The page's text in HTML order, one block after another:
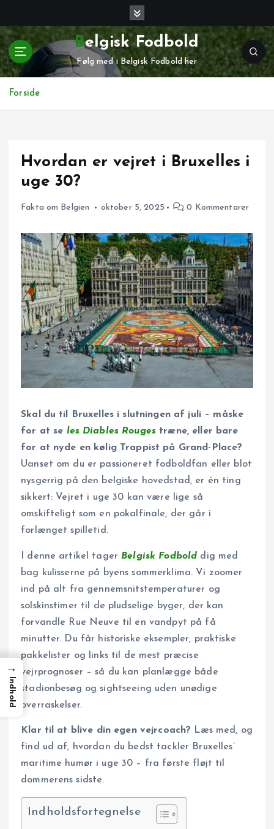
t
i
i
Belgisk Fodbold
Følg med i Belgisk Fodbold her
Forside
Hvordan er vejret i Bruxelles i
uge 30?
Fakta om Belgien oktober 5, 2025 0 Kommentarer
Skal du til Bruxelles i slutningen af juli – måske
for at se les Diables Rouges træne, eller bare
for at nyde en kølig Trappist på Grand-Place?
Uanset om du er passioneret fodboldfan eller blot
nysgerrig på den belgiske hovedstad, er én ting
sikkert: Vejret i uge 30 kan være lige så
omskifteligt som en pokalfinale, der går i
forlænget spilletid.
I denne artikel tager Belgisk Fodbold dig med
bag kulisserne på byens sommerklima. Vi zoomer
ind på alt fra gennemsnitstemperaturer og
solskinstimer til de pludselige byger, der kan
forvandle Rue Neuve til en vandpyt på få
minutter. Du får historiske eksempler, praktiske
pakkelister og links til de mest præcise
vejrprognoser – så du kan planlægge både
stadionbesøg og sightseeing uden unødige
overraskelser.
Klar til at blive din egen vejrcoach? Læs med, og
find ud af, hvordan du bedst tackler Bruxelles’
maritime humør i uge 30 – fra første fløjt til
dommerens sidste.
Indholdsfortegnelse
→
Indhold